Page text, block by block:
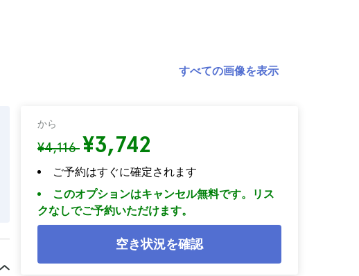
から
¥4,116¥3,742
ご予約はすぐに確定されます
このオプションはキャンセル無料です。リス
クなしでご予約いただけます。
空き状況を確認
すべての画像を表示